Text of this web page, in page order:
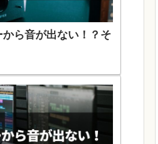
から音が出ない！？そ